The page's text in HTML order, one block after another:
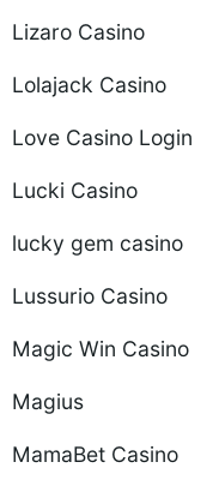
Lizaro Casino
Lolajack Casino
Love Casino Login
Lucki Casino
lucky gem casino
Lussurio Casino
Magic Win Casino
Magius
MamaBet Casino